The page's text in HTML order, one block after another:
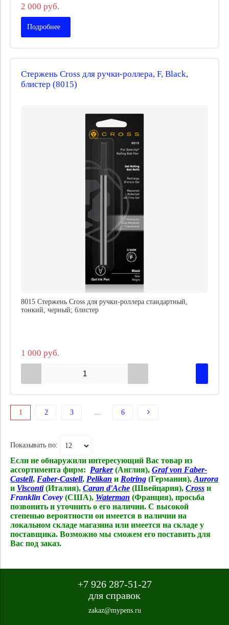
2 000 руб.
Подробнее
Стержень Cross для ручки-роллера, F, Black,
блистер (8015)
8015 Стержень Cross для ручки-роллера стандартный,
тонкий, черный; блистер
1 000 руб.
1 2 3 6
Показывать по:
Если не обнаружили интересующий Вас товар из
ассортимента фирм: Parker(Англия), Graf von Faber-
Castell, Faber-Castell, Pelikan и Rotring (Германия), Aurora
и Visconti(Италия), Caran d'Ache (Швейцария), Cross и
Franklin Covey (США), Waterman (Франция), просьба
позвонить и уточнить о его наличии. С высокой
степенью вероятности он имеется в наличии на
локальном складе магазина или имеется на складе у
поставщика. Возможно мы сможем его поставить для
Вас под заказ.
+7 926 287-51-27
для справок
zakaz@mypens.ru